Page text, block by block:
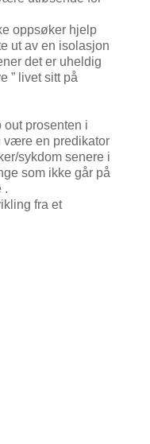
oppsøker hjelp
ut av en isolasjon
det er uheldig
” livet sitt på
out prosenten i
være en predikator
sykdom senere i
som ikke går på
.
fra et